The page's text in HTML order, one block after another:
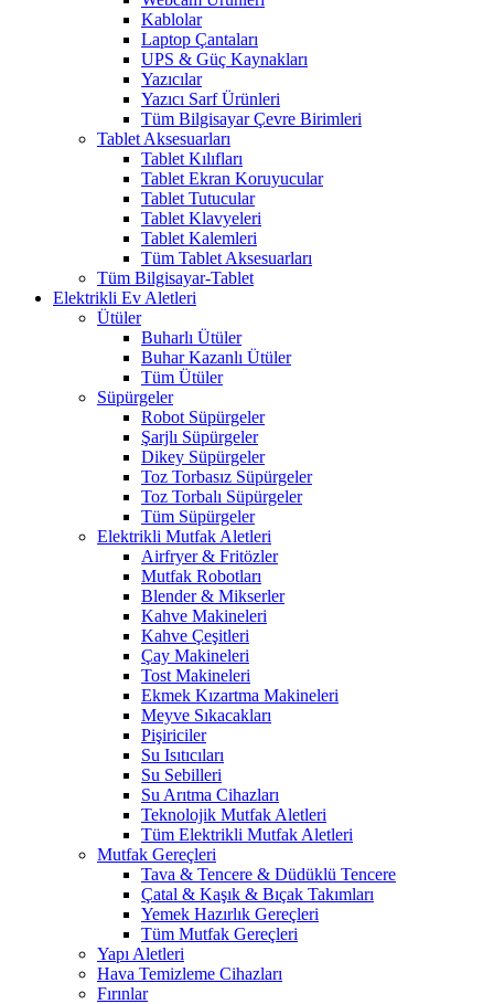
Kablolar
Laptop Çantaları
UPS & Güç Kaynakları
Yazıcılar
Yazıcı Sarf Ürünleri
Tüm Bilgisayar Çevre Birimleri
Tablet Aksesuarları
Tablet Kılıfları
Tablet Ekran Koruyucular
Tablet Tutucular
Tablet Klavyeleri
Tablet Kalemleri
Tüm Tablet Aksesuarları
Tüm Bilgisayar-Tablet
Elektrikli Ev Aletleri
Ütüler
Buharlı Ütüler
Buhar Kazanlı Ütüler
Tüm Ütüler
Süpürgeler
Robot Süpürgeler
Şarjlı Süpürgeler
Dikey Süpürgeler
Toz Torbasız Süpürgeler
Toz Torbalı Süpürgeler
Tüm Süpürgeler
Elektrikli Mutfak Aletleri
Airfryer & Fritözler
Mutfak Robotları
Blender & Mikserler
Kahve Makineleri
Kahve Çeşitleri
Çay Makineleri
Tost Makineleri
Ekmek Kızartma Makineleri
Meyve Sıkacakları
Pişiriciler
Su Isıtıcıları
Su Sebilleri
Su Arıtma Cihazları
Teknolojik Mutfak Aletleri
Tüm Elektrikli Mutfak Aletleri
Mutfak Gereçleri
Tava & Tencere & Düdüklü Tencere
Çatal & Kaşık & Bıçak Takımları
Yemek Hazırlık Gereçleri
Tüm Mutfak Gereçleri
Yapı Aletleri
Hava Temizleme Cihazları
Fırınlar